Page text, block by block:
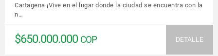
Cartagena ¡Vive en el lugar donde la ciudad se encuentra con la
n…
$650.000.000 COP DETALLE